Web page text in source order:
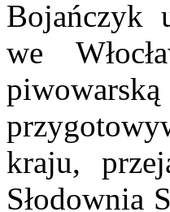
Bojańczyk
we
kraju,
Słodownia